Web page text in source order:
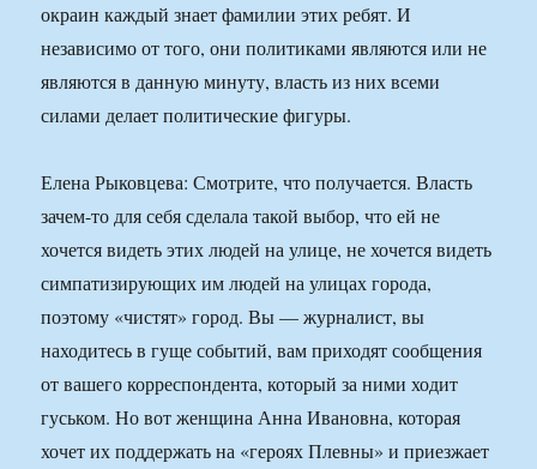
окраин каждый знает фамилии этих ребят. И
независимо от того, они политиками являются или не
являются в данную минуту, власть из них всеми
силами делает политические фигуры.
Елена Рыковцева: Смотрите, что получается. Власть
зачем-то для себя сделала такой выбор, что ей не
хочется видеть этих людей на улице, не хочется видеть
симпатизирующих им людей на улицах города,
поэтому «чистят» город. Вы — журналист, вы
находитесь в гуще событий, вам приходят сообщения
от вашего корреспондента, который за ними ходит
гуськом. Но вот женщина Анна Ивановна, которая
хочет их поддержать на «героях Плевны» и приезжает